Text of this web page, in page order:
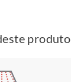
produto